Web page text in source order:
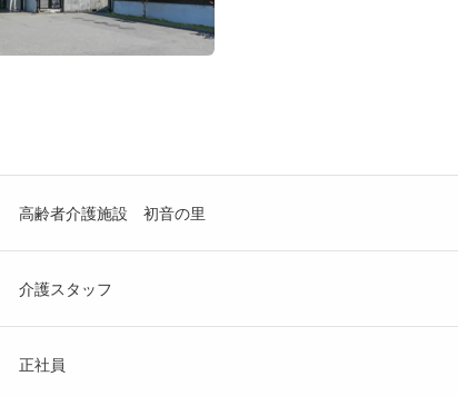
高齢者介護施設 初音の里
介護スタッフ
正社員